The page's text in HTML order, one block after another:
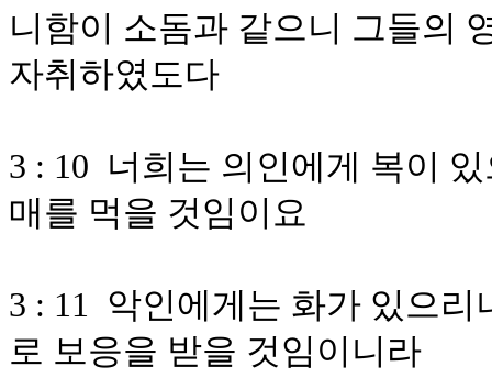
니함이 소돔과 같으니 그들의
자취하였도다
3 : 10 너희는 의인에게 복이
매를 먹을 것임이요
3 : 11 악인에게는 화가 있으
로 보응을 받을 것임이니라